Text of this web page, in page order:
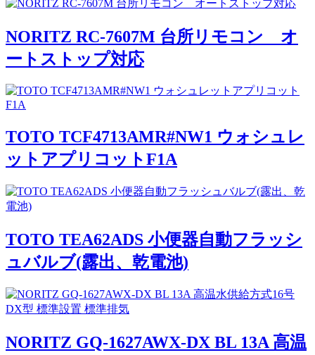
NORITZ RC-7607M 台所リモコン オ
ートストップ対応
TOTO TCF4713AMR#NW1 ウォシュレ
ットアプリコットF1A
TOTO TEA62ADS 小便器自動フラッシ
ュバルブ(露出、乾電池)
NORITZ GQ-1627AWX-DX BL 13A 高温